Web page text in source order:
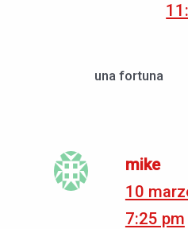
una fortuna
mike
10
7:25 pm